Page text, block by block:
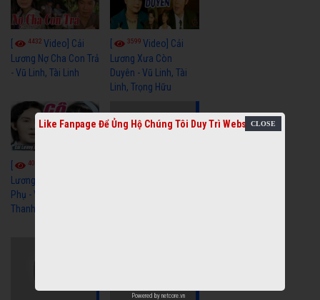
4432 Video] Cải
Lương Nợ Cha Con Trả
- Vũ Linh, Tài Linh
3599Video] Cải
Lương Xưa Còn
Duyên - Vũ Linh, Tài
Linh, Trọng Hữu
4015
Lương Xưa Cô Dâu
Phụ - Vũ Linh, Tài Linh,
Thanh Ngân
Like Fanpage Để Ủng Hộ Chúng Tôi Duy Trì Website
Powered by netcore.vn